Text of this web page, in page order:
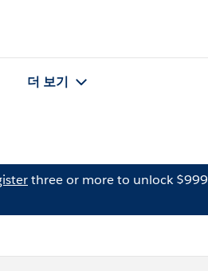
더 보기
three or more to unlock $999